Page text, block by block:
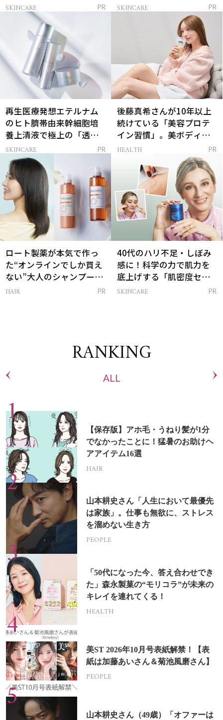
解決
SKINCARE PR SKINCARE PR
再生医療発想エテルナム
のヒト臍帯由来幹細胞培
養上清液で極上の「透明
感ハリ肌」へ
SKINCARE PR
後藤真希さんが10年以上
続けている「美容プロテ
イン習慣」。美ボディを
支える朝ルーティンと
HEALTH PR
ロート製薬が本気で作っ
た“オンラインでしか買え
ない”大人のシャンプー＆
トリートメントって？
HAIR PR
40代のハリ不足・しぼみ
感に！科学の力で肌力を
底上げする「肌密度セラ
ム」
SKINCARE PR
RANKING
ALL
【保存版】アホ毛・うねり髪が1分
でなかったことに！猛暑のお助けヘ
アアイテム16選
HAIR
山本耕史さん「人生において最優先
は家族」。仕事も無欲に、ストレス
を溜めない生き方
PEOPLE
「50代になった今、答え合わせでき
た」森永製菓の“モリコラ”が未来の
キレイを連れてくる！
HEALTH
美ST 2026年10月号表紙解禁！【表
紙は加藤あいさん＆菊池風磨さん】
PEOPLE
山本耕史さん（49歳）「オファーは